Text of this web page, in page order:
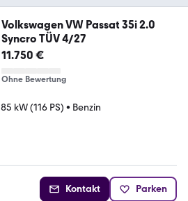
Volkswagen VW Passat 35i 2.0
Syncro TÜV 4/27
11.750 €
Ohne Bewertung
85 kW (116 PS) • Benzin
Kontakt Parken